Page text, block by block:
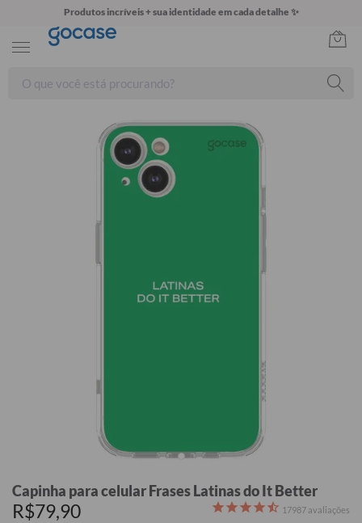
Produtos incríveis + sua identidade em cada detalhe ✨
Capinha para celular Frases Latinas do It Better
R$79,90 17987 avaliações